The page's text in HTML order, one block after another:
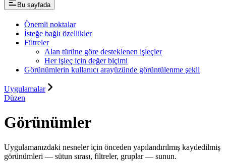
Bu sayfada
Önemli noktalar
İsteğe bağlı özellikler
Filtreler
Alan türüne göre desteklenen işleçler
Her işleç için değer biçimi
Görünümlerin kullanıcı arayüzünde görüntülenme şekli
Uygulamalar
Düzen
Görünümler
Uygulamanızdaki nesneler için önceden yapılandırılmış kaydedilmiş
görünümleri — sütun sırası, filtreler, gruplar — sunun.